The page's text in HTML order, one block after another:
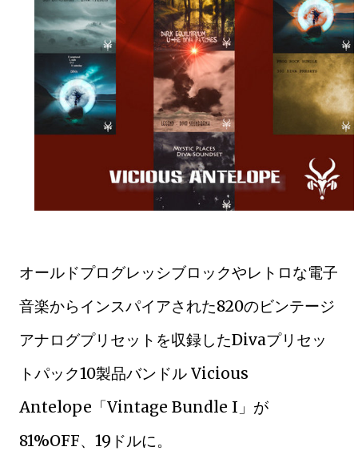
オールドプログレッシブロックやレトロな電子
音楽からインスパイアされた820のビンテージ
アナログプリセットを収録したDivaプリセッ
トパック10製品バンドル Vicious
Antelope「Vintage Bundle I」が
81%OFF、19ドルに。